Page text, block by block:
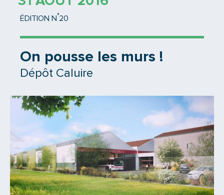
ÉDITION N °20
On pousse les murs !
Dépôt Caluire